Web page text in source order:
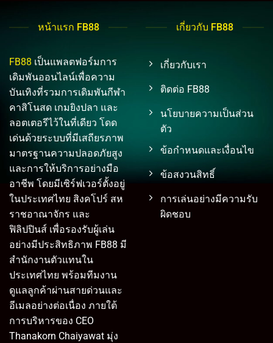
หน้าแรก FB88
FB88 เป็นแพลตฟอร์มการ
เดิมพันออนไลน์เพื่อความ
บันเทิงที่รวมการเดิมพันกีฬา
คาสิโนสด เกมยิงปลา และ
ลอตเตอรีไว้ในที่เดียว โดด
เด่นด้วยระบบที่มีเสถียรภาพ
มาตรฐานความปลอดภัยสูง
และการให้บริการอย่างมือ
อาชีพ โดยมีเซิร์ฟเวอร์ตั้งอยู่
ในประเทศไทย สิงคโปร์ สห
ราชอาณาจักร และ
ฟิลิปปินส์ เพื่อรองรับผู้เล่น
อย่างมีประสิทธิภาพ FB88 มี
สำนักงานตัวแทนใน
ประเทศไทย พร้อมทีมงาน
ดูแลลูกค้าผ่านสายด่วนและ
อีเมลอย่างต่อเนื่อง ภายใต้
การบริหารของ CEO
Thanakorn Chaiyawat มุ่ง
เกี่ยวกับ FB88
เกี่ยวกับเรา
ติดต่อ FB88
นโยบายความเป็นส่วน
ตัว
ข้อกำหนดและเงื่อนไข
ข้อสงวนสิทธิ์
การเล่นอย่างมีความรับ
ผิดชอบ